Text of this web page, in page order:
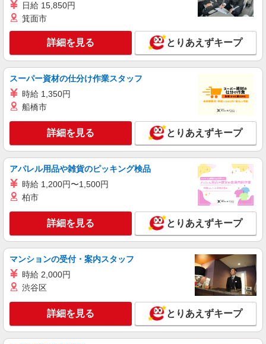
日給 15,850円
箕面市
詳細を見る とりあえずキープ
スーパー資材の仕分け作業スタッフ
時給 1,350円
船橋市
詳細を見る とりあえずキープ
アパレル用品や雑貨のピッキング検品
時給 1,200円〜1,500円
柏市
詳細を見る とりあえずキープ
マンションの受付・案内スタッフ
時給 2,000円
渋谷区
詳細を見る とりあえずキープ